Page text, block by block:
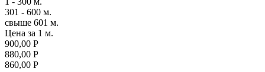
301 - 600 м.
свыше 601 м.
Цена за 1 м.
900,00 Р
880,00 Р
860,00 Р